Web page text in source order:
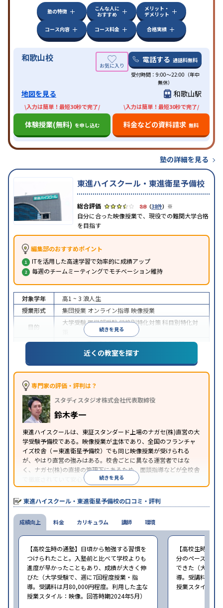
塾の特徴
こんな人に
おすすめ
メリット・
デメリット
コース内容
コース料金 合格実績
和歌山校 電話する 通話料無料
受付時間：9:00〜22:00（年中
無休）
地図を見る 和歌山駅
\入力は簡単！最短30秒で完了/
体験授業(無料) を申し込む
\入力は簡単！最短30秒で完了/
料金などの資料請求 無料
塾の詳細を見る
東進ハイスクール・東進衛星予備校
3.8（38件） ※
自分に合った映像授業で、現役での難関大学合格
を目指す
編集部のおすすめポイント
ITを活用した高速学習で効率的に成績アップ
毎週のチームミーティングでモチベーション維持
続きを見る
対象学年 高1 ~ 3 浪人生
授業形式
集団授業 オンライン指導映像授業
目的
大学受験医学部受験学校別特化対策科目別特化対
特待生・奨学金制度あり授業の振替可能学習に
PC・タブレットを利用1科目から受講可能
習のみの受講可
※2024年6月調査。大学受験塾・予備校のアンケート調査方法を参照
近くの教室を探す
専門家の評価・評判は？
スタディスタジオ株式会社代表取締役
鈴木孝一
東進ハイスクールは、東証スタンダード上場のナガセ(株)直営の大
学受験予備校である。映像授業が主体であり、全国のフランチャ
イズ校舎（＝東進衛星予備校）でも同じ映像授業が受けられる
が、やはり直営の強みはある。校舎ごとに異なる運営者ではな
く、ナガセ(株)の直接の管理下にあるため、面談指導などが全校舎
で徹底されていて安心できる。
東進衛星予備校は、運営会社により指導方針や校舎のルールが異
なる。体験授業では、授業のみで判断するのではなく、担当者や
校舎雰囲気、校舎での合格実績などを確認すると良いだろう。
続きを見る
東進ハイスクール・東進衛星予備校の口コミ・評判
成績向上
【高校生時の通塾】日頃から勉強する習慣を
つけられたこと。入塾前と比べて学校よりも
進度が早かったこともあり、成績が大きく伸
びた（大学受験で、週に7回程度授業・指
導。受講料は月80,000円程度。利用した主な
授業スタイル：映像。回答時期2024年5月）
【高校生時の通
分のペースで進
できた（大学受
導。受講料は月
授業スタイル：
料金 カリキュラム 講師 環境